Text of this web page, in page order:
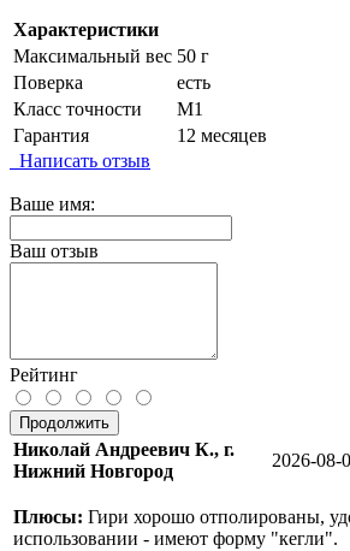
Характеристики
Максимальный вес 50 г
Поверка
есть
Класс точности
М1
Гарантия
12 месяцев
Написать отзыв
Ваше имя:
Ваш отзыв
Рейтинг
Продолжить
Николай Андреевич К., г.
Нижний Новгород
2026-08-
Плюсы: Гири хорошо отполированы,
использовании - имеют форму "кегли".